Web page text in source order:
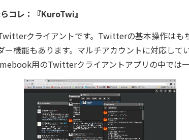
レ：『KuroTwi』
クライアントです。Twitterの基本操作はも
ー機能もあります。マルチアカウントに対応し
用のTwitterクライアントアプリの中では一